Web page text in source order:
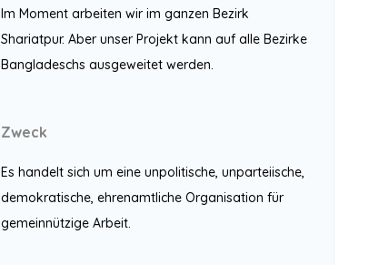
Im Moment arbeiten wir im ganzen Bezirk
Shariatpur. Aber unser Projekt kann auf alle Bezirke
Bangladeschs ausgeweitet werden.
Zweck
Es handelt sich um eine unpolitische, unparteiische,
demokratische, ehrenamtliche Organisation für
gemeinnützige Arbeit.